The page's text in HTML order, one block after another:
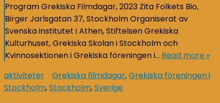
Program Grekiska Filmdagar, 2023 Zita Folkets Bio,
Birger Jarlsgatan 37, Stockholm Organiserat av
Svenska institutet i Athen, Stiftelsen Grekiska
Kulturhuset, Grekiska Skolan i Stockholm och
Kvinnosektionen i Grekiska föreningen i… Read more »
aktiviteter
Grekiska filmdagar,Grekiska föreningen i
Stockholm,Stockholm,Sverige